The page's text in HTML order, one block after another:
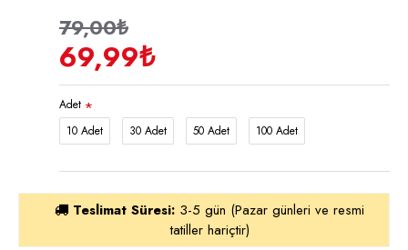
69,99₺
79,00₺
Adet
10 Adet
30 Adet 50 Adet 100 Adet
Teslimat Süresi: 3-5 gün (Pazar günleri ve resmi
tatiller hariçtir)